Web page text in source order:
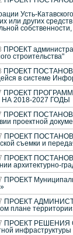
Усть-
или других
собственности,
ПРОЕКТ
строительства"
ПРОЕКТ
в системе
ПРОЕКТ
2018-2027 ГОДЫ
ПРОЕКТ
проектной
ПРОЕКТ
съемки и
ПРОЕКТ
архитектурно-
ПРОЕКТ
ПРОЕКТ
плане
ПРОЕКТ РЕШЕНИЯ
инфраструктуры